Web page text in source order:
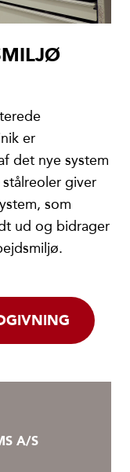
er
det nye system
giver
som
ud og bidrager
A/S